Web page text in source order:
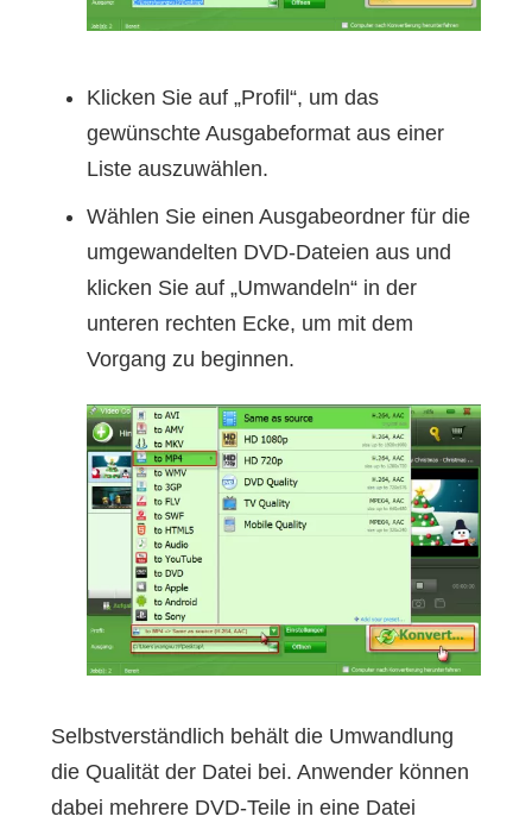
Klicken Sie auf „Profil“, um das
gewünschte Ausgabeformat aus einer
Liste auszuwählen.
Wählen Sie einen Ausgabeordner für die
umgewandelten DVD-Dateien aus und
klicken Sie auf „Umwandeln“ in der
unteren rechten Ecke, um mit dem
Vorgang zu beginnen.
Selbstverständlich behält die Umwandlung
die Qualität der Datei bei. Anwender können
dabei mehrere DVD-Teile in eine Datei